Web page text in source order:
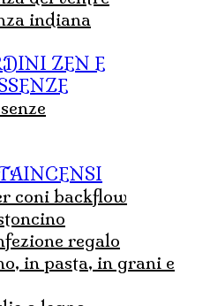
indiana
coni backflow
regalo